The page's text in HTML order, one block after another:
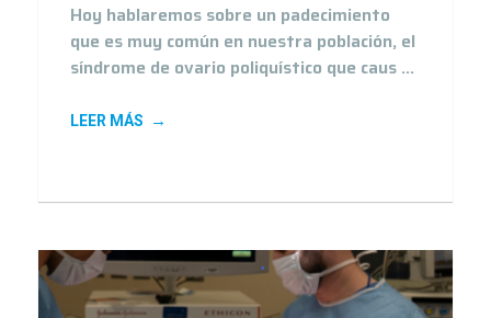
Hoy hablaremos sobre un padecimiento
que es muy común en nuestra población, el
síndrome de ovario poliquístico que caus ...
LEER MÁS